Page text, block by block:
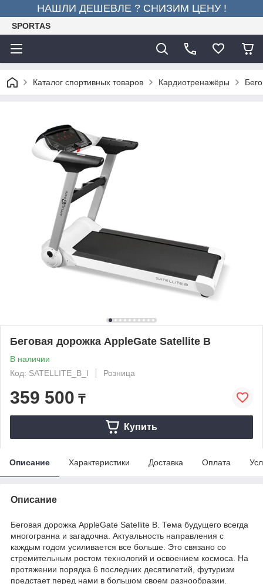
НАШЛИ ДЕШЕВЛЕ ? СНИЗИМ ЦЕНУ !
SPORTAS
Каталог спортивных товаров Кардиотренажёры
Беговая дорожка AppleGate Satellite B
В наличии
Код: SATELLITE_B_I
Розница
359 500 ₸
Купить
Описание Характеристики Доставка Оплата
Описание
Беговая дорожка AppleGate Satellite B. Тема будущего всегда
многогранна и загадочна. Актуальность направления с
каждым годом усиливается все больше. Это связано со
стремительным ростом технологий и освоением космоса. На
протяжении порядка 6 последних десятилетий, футуризм
предстает перед нами в большом своем разнообразии.